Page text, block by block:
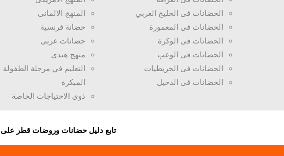
المنهج الالمانى
حضانة فرنسية
حضانات عربى
منهج هندى
التعليم في مرحلة الطفولة
المبكرة
ذوى الاحتياجات الخاصة
الحضانات فى الخليج الغربي
الحضانات فى المعمورة
الحضانات فى الوكرة
الحضانات فى الوعب
الحضانات فى الخريطيات
الحضانات فى الدحيل
تابع دليل حضانات وروضات قطر على